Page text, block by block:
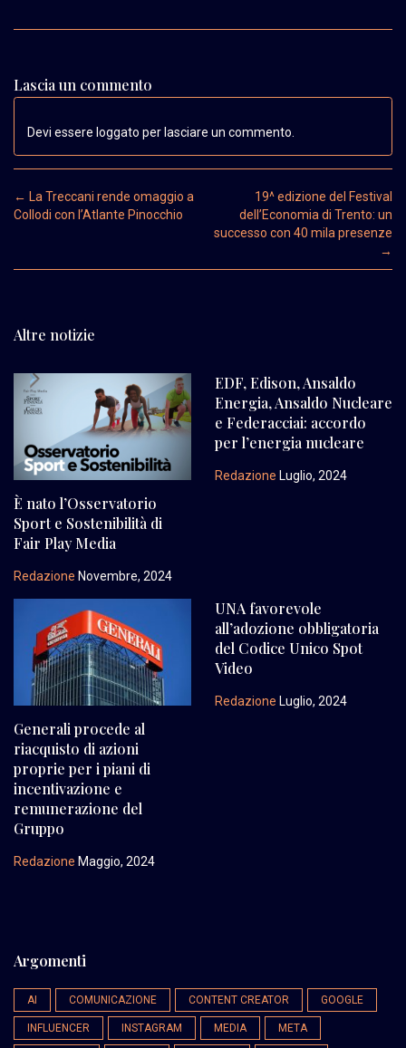
Lascia un commento
Devi essere loggato per lasciare un commento.
Post navigation
← La Treccani rende omaggio a
Collodi con l’Atlante Pinocchio
19^ edizione del Festival
dell’Economia di Trento: un
successo con 40 mila presenze
→
Altre notizie
È nato l’Osservatorio
Sport e Sostenibilità di
Fair Play Media
Redazione Novembre, 2024
EDF, Edison, Ansaldo
Energia, Ansaldo Nucleare
e Federacciai: accordo
per l’energia nucleare
Redazione Luglio, 2024
Generali procede al
riacquisto di azioni
proprie per i piani di
incentivazione e
remunerazione del
Gruppo
Redazione Maggio, 2024
UNA favorevole
all’adozione obbligatoria
del Codice Unico Spot
Video
Redazione Luglio, 2024
Argomenti
AI COMUNICAZIONE CONTENT CREATOR GOOGLE
INFLUENCER INSTAGRAM MEDIA META